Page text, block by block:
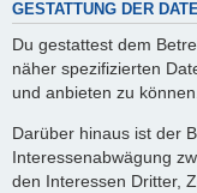
GESTATTUNG DER
Du gestattest dem
näher spezifizierten
und anbieten zu können.
Darüber hinaus ist der
Interessenabwägung
den Interessen Dritter,